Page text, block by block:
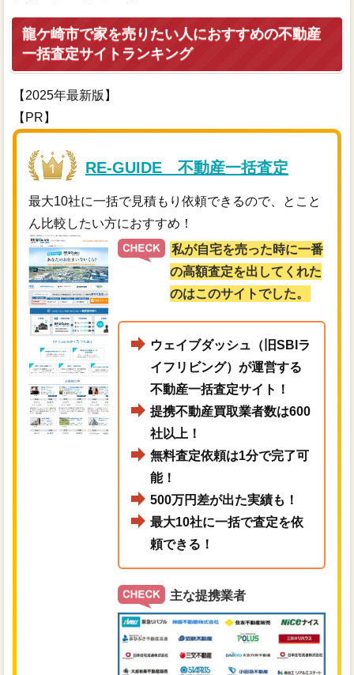
龍ケ崎市で家を売りたい人におすすめの不動産
一括査定サイトランキング
【2025年最新版】
【PR】
RE-GUIDE 不動産一括査定
最大10社に一括で見積もり依頼できるので、とこと
ん比較したい方におすすめ！
私が自宅を売った時に一番
の高額査定を出してくれた
のはこのサイトでした。
ウェイブダッシュ（旧SBIラ
イフリビング）が運営する
不動産一括査定サイト！
提携不動産買取業者数は600
社以上！
無料査定依頼は1分で完了可
能！
500万円差が出た実績も！
最大10社に一括で査定を依
頼できる！
主な提携業者